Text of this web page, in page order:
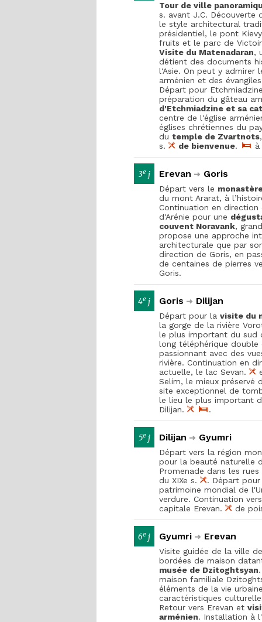
Tour de ville
s. avant J.C. Découverte
le style architectural
présidentiel, le pont
fruits et le parc de
Visite du Matenadaran,
détient des documents
l'Asie. On peut y admirer
arménien et des
Départ pour
préparation du gâteau
d'Etchmiadzine et sa
centre de l'église
églises chrétiennes du
du temple de Zvartnots
s.
de bienvenue. à
3e j Erevan Goris
Départ vers le
du mont Ararat, à
Continuation en direction
d'Arénie pour une
couvent Noravank,
propose une approche
architecturale que par
direction de Goris, en
de centaines de pierres
Goris.
4e j Goris Dilijan
Départ pour la visite du
la gorge de la rivière
le plus important du sud
long téléphérique
passionnant avec des
rivière. Continuation en
actuelle, le lac Sevan.
Selim, le mieux préservé
site exceptionnel de
le lieu le plus important
Dilijan.
.
5e j Dilijan Gyumri
Départ vers la région
pour la beauté naturelle
Promenade dans les
du XIXe s.
. Départ
patrimoine mondial de
verdure. Continuation
capitale Erevan.
de
6e j Gyumri Erevan
Visite guidée de la ville
bordées de maison
musée de Dzitoghtsyan
maison familiale
éléments de la vie
caractéristiques
Retour vers Erevan et
arménien. Installation à